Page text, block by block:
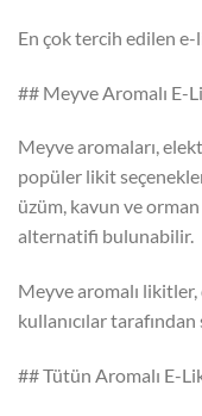
En çok tercih edilen
## Meyve Aromalı E-
Meyve aromaları,
popüler likit
üzüm, kavun ve
alternatifi bulunabilir.
Meyve aromalı
kullanıcılar
## Tütün Aromalı E-